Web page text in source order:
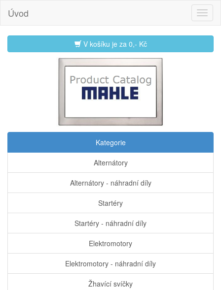
Úvod
V košíku je za 0,- Kč
Kategorie
Alternátory
Alternátory - náhradní díly
Startéry
Startéry - náhradní díly
Elektromotory
Elektromotory - náhradní díly
Žhavící svíčky